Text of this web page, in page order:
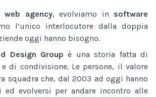
web agency, evolviamo in software
l’unico interlocutore dalla doppia
oggi hanno bisogno.
Design Group è una storia fatta di
di condivisione. Le persone, il valore
squadra che, dal 2003 ad oggi hanno
ed evolversi per andare incontro alle